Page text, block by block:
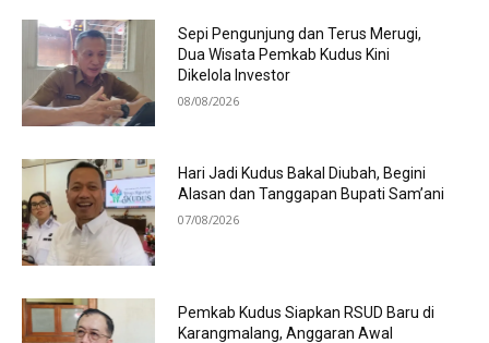
Sepi Pengunjung dan Terus Merugi,
Dua Wisata Pemkab Kudus Kini
Dikelola Investor
08/08/2026
Hari Jadi Kudus Bakal Diubah, Begini
Alasan dan Tanggapan Bupati Sam’ani
07/08/2026
Pemkab Kudus Siapkan RSUD Baru di
Karangmalang, Anggaran Awal